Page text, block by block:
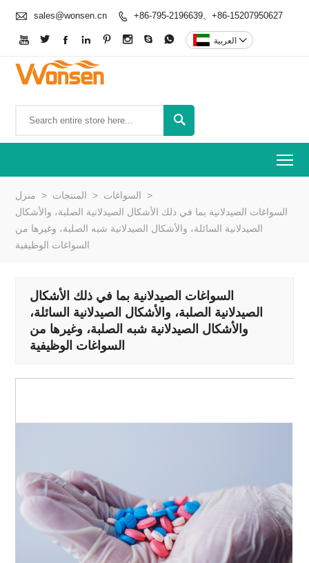
 sales@wonsen.cn  +86-795-2196639、+86-15207950627
        العربية 

منزل > المنتجات > السواغات >
السواغات الصيدلانية بما في ذلك الأشكال الصيدلانية الصلبة، والأشكال
الصيدلانية السائلة، والأشكال الصيدلانية شبه الصلبة، وغيرها من
السواغات الوظيفية
السواغات الصيدلانية بما في ذلك الأشكال
الصيدلانية الصلبة، والأشكال الصيدلانية السائلة،
والأشكال الصيدلانية شبه الصلبة، وغيرها من
السواغات الوظيفية